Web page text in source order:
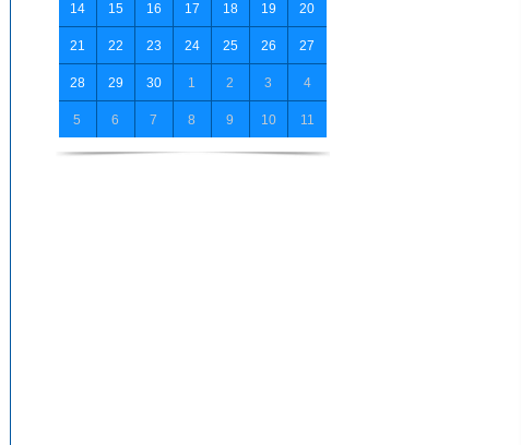
14 15 16 17 18 19 20
21 22 23 24 25 26 27
28 29 30 1 2 3 4
5 6 7 8 9 10 11